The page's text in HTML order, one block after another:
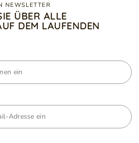
NEWSLETTER
ÜBER ALLE
DEM LAUFENDEN